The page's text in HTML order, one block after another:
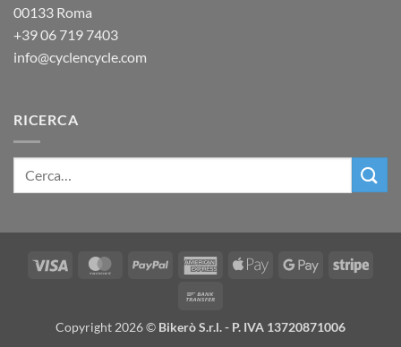
00133 Roma
+3906 719 7403
info@cyclencycle.com
RICERCA
Visa MasterCardPayPal
AmericanApple
Google
Stripe
Copyright 2026 © Bikerò S.r.l. - P. IVA 13720871006